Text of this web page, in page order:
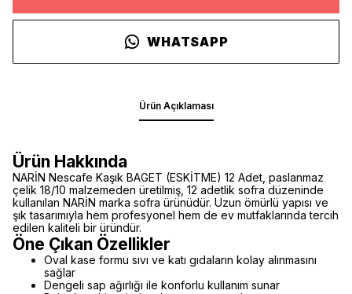
WHATSAPP
Ürün Açıklaması
Ürün Hakkında
NARİN Nescafe Kaşık BAGET (ESKİTME) 12 Adet, paslanmaz
çelik 18/10 malzemeden üretilmiş, 12 adetlik sofra düzeninde
kullanılan NARİN marka sofra ürünüdür. Uzun ömürlü yapısı ve
şık tasarımıyla hem profesyonel hem de ev mutfaklarında tercih
edilen kaliteli bir üründür.
Öne Çıkan Özellikler
Oval kase formu sıvı ve katı gıdaların kolay alınmasını
sağlar
Dengeli sap ağırlığı ile konforlu kullanım sunar